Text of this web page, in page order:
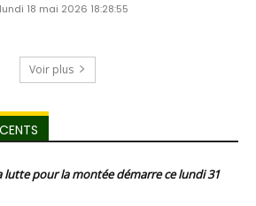
lundi 18 mai 2026 18:28:55
Voir plus
lutte pour la montée démarre ce lundi 31